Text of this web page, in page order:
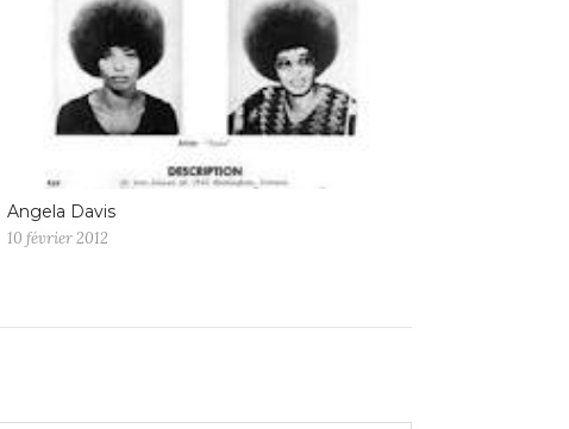
Angela Davis
10 février 2012